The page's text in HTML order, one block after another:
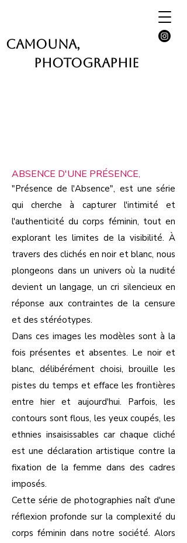
CAMOUNA,
Photographie
ABSENCE D'UNE PRÉSENCE,
"Présence de l'Absence", est une série
qui cherche à capturer l'intimité et
l'authenticité du corps féminin, tout en
explorant les limites de la visibilité. À
travers des clichés en noir et blanc, nous
plongeons dans un univers où la nudité
devient un langage, un cri silencieux en
réponse aux contraintes de la censure
et des stéréotypes.
Dans ces images les modèles sont à la
fois présentes et absentes. Le noir et
blanc, délibérément choisi, brouille les
pistes du temps et efface les frontières
entre hier et aujourd'hui. Parfois, les
contours sont flous, les yeux coupés, les
ethnies insaisissables car chaque cliché
est une déclaration artistique contre la
fixation de la femme dans des cadres
imposés.
Cette série de photographies naît d'une
réflexion profonde sur la complexité du
corps féminin dans notre société. Alors